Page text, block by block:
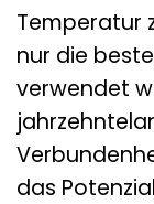
Temperatur
nur die
verwendet
das